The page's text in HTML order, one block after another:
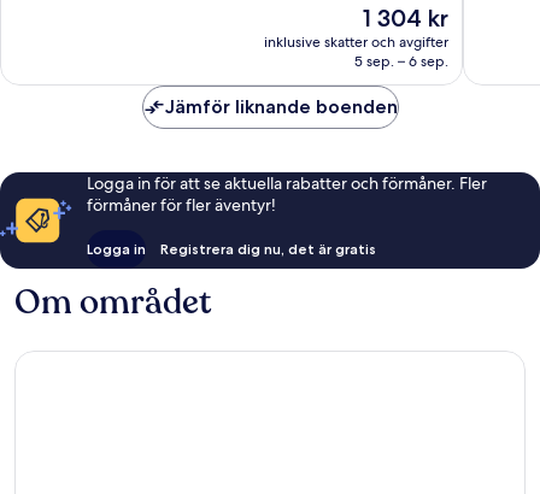
Priset
1 304 kr
1 304 kr
inklusive skatter och avgifter
5 sep. – 6 sep.
Jämför liknande boenden
Logga in för att se aktuella rabatter och förmåner. Fler
förmåner för fler äventyr!
Logga in Registrera dig nu, det är gratis
Om området